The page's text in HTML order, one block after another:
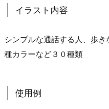
イラスト内容
シンプルな通話する人、歩
種カラーなど３０種類
使用例